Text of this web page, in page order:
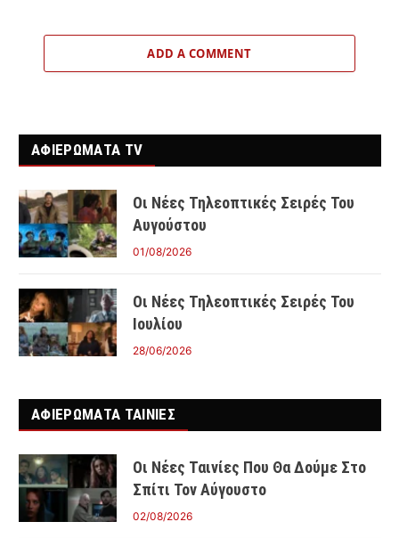
ADD A COMMENT
ΑΦΙΕΡΩΜΑΤΑ TV
Οι Νέες Τηλεοπτικές Σειρές Του
Αυγούστου
01/08/2026
Οι Νέες Τηλεοπτικές Σειρές Του
Ιουλίου
28/06/2026
ΑΦΙΕΡΩΜΑΤΑ ΤΑΙΝΊΕΣ
Οι Νέες Ταινίες Που Θα Δούμε Στο
Σπίτι Τον Αύγουστο
02/08/2026